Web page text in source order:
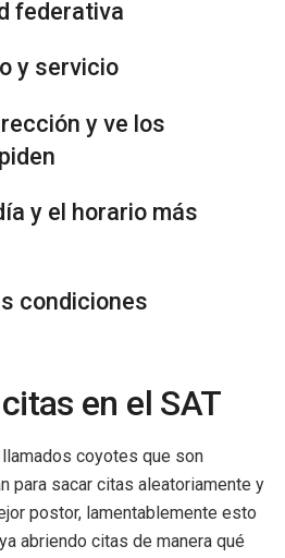
federativa
y servicio
y ve los
y el horario más
condiciones
en el SAT
coyotes que son
para sacar citas aleatoriamente y
postor, lamentablemente esto
abriendo citas de manera qué